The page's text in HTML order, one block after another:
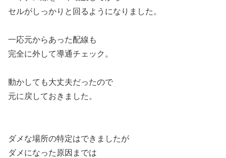
セルがしっかりと回るようになりました。
一応元からあった配線も
完全に外して導通チェック。
動かしても大丈夫だったので
元に戻しておきました。
ダメな場所の特定はできましたが
ダメになった原因までは